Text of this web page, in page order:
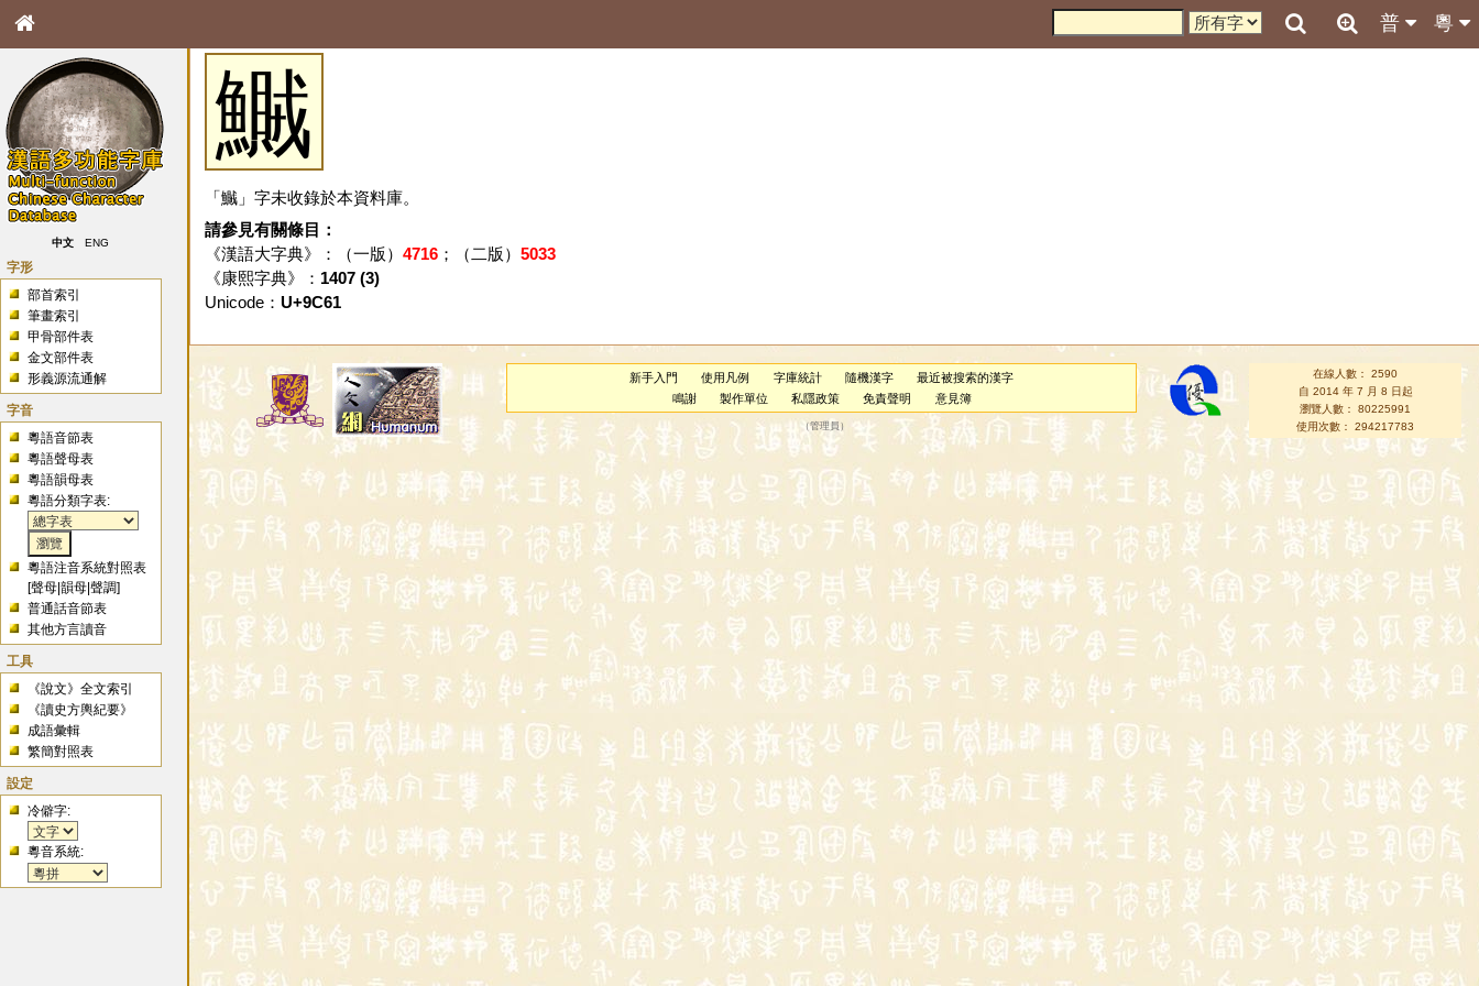
粵
普
中文 ENG
字形
部首索引
筆畫索引
甲骨部件表
金文部件表
形義源流通解
字音
粵語音節表
粵語聲母表
粵語韻母表
粵語分類字表:
粵語注音系統對照表
[聲母 |韻母 |聲調]
普通話音節表
其他方言讀音
工具
《說文》全文索引
《讀史方輿紀要》
成語彙輯
繁簡對照表
設定
冷僻字:
粵音系統:
鱡
「鱡」字未收錄於本資料庫。
請參見有關條目：
《漢語大字典》：（一版） 4716；（二版） 5033
《康熙字典》： 1407 (3)
Unicode： U+9C61
新手入門 使用凡例 字庫統計 隨機漢字
最近被搜索的漢字
鳴謝
製作單位 私隱政策 免責聲明 意見簿
（管理員 ）
在線人數： 2590
自 2014 年 7 月 8 日起
瀏覽人數： 80225991
使用次數： 294217783